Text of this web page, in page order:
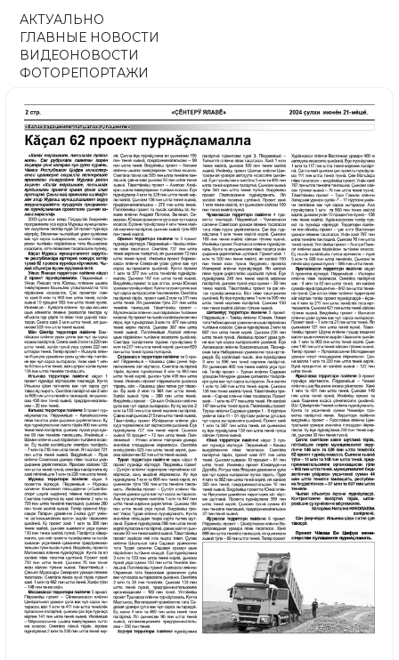
АКТУАЛЬНО
ГЛАВНЫЕ НОВОСТИ
ВИДЕОНОВОСТИ
ФОТОРЕПОРТАЖИ